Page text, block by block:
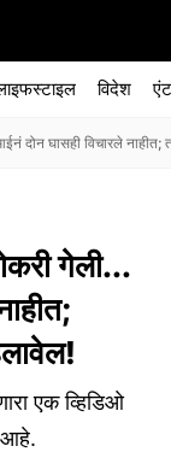
विदेश
घासही विचारले नाहीत;
गेली...
एक व्हिडिओ
आहे.